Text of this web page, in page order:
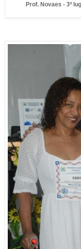
Prof. Novaes - 3º